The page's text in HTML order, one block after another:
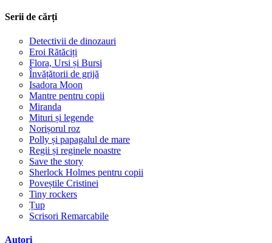
Serii de cărți
Detectivii de dinozauri
Eroi Rătăciți
Flora, Ursi și Bursi
Învățătorii de grijă
Isadora Moon
Mantre pentru copii
Miranda
Mituri și legende
Norișorul roz
Polly și papagalul de mare
Regii și reginele noastre
Save the story
Sherlock Holmes pentru copii
Poveștile Cristinei
Tiny rockers
Țup
Scrisori Remarcabile
Autori